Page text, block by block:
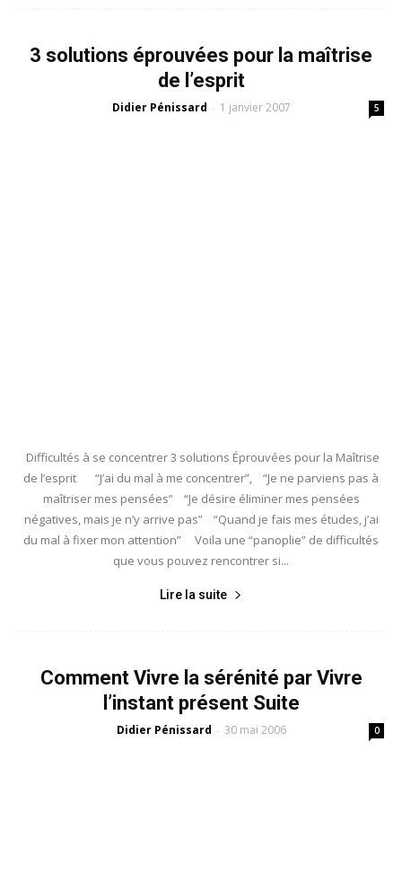
3 solutions éprouvées pour la maîtrise
de l’esprit
Didier Pénissard - 1 janvier 2007 5
Difficultés à se concentrer 3 solutions Éprouvées pour la Maîtrise
de l’esprit “J’ai du mal à me concentrer”, “Je ne parviens pas à
maîtriser mes pensées” “Je désire éliminer mes pensées
négatives, mais je n’y arrive pas” “Quand je fais mes études, j’ai
du mal à fixer mon attention” Voila une “panoplie” de difficultés
que vous pouvez rencontrer si...
Lire la suite
Comment Vivre la sérénité par Vivre
l’instant présent Suite
Didier Pénissard - 30 mai 2006 0